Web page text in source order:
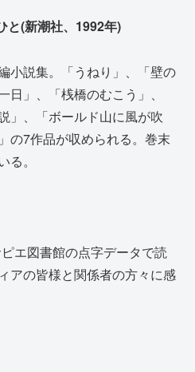
と(新潮社、1992年)
小説集。「うねり」、「壁の
」、「桟橋のむこう」、
」、「ボールド山に風が吹
の7作品が収められる。巻末
。
エ図書館の点字データで読
アの皆様と関係者の方々に感